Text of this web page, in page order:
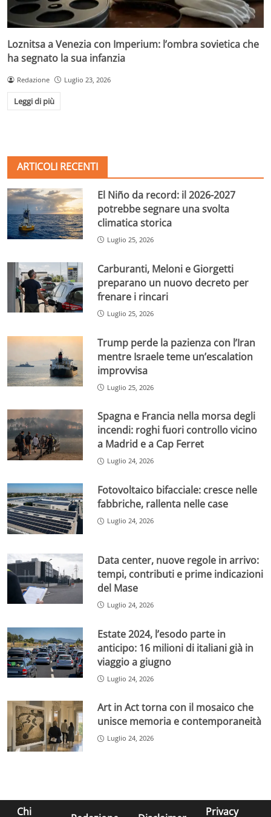
Loznitsa a Venezia con Imperium: l’ombra sovietica che
ha segnato la sua infanzia
Redazione Luglio 23, 2026
Leggi di più
ARTICOLI RECENTI
El Niño da record: il 2026-2027
potrebbe segnare una svolta
climatica storica
Luglio 25, 2026
Carburanti, Meloni e Giorgetti
preparano un nuovo decreto per
frenare i rincari
Luglio 25, 2026
Trump perde la pazienza con l’Iran
mentre Israele teme un’escalation
improvvisa
Luglio 25, 2026
Spagna e Francia nella morsa degli
incendi: roghi fuori controllo vicino
a Madrid e a Cap Ferret
Luglio 24, 2026
Fotovoltaico bifacciale: cresce nelle
fabbriche, rallenta nelle case
Luglio 24, 2026
Data center, nuove regole in arrivo:
tempi, contributi e prime indicazioni
del Mase
Luglio 24, 2026
Estate 2024, l’esodo parte in
anticipo: 16 milioni di italiani già in
viaggio a giugno
Luglio 24, 2026
Art in Act torna con il mosaico che
unisce memoria e contemporaneità
Luglio 24, 2026
Chi Privacy